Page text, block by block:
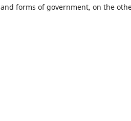
and forms of government, on the